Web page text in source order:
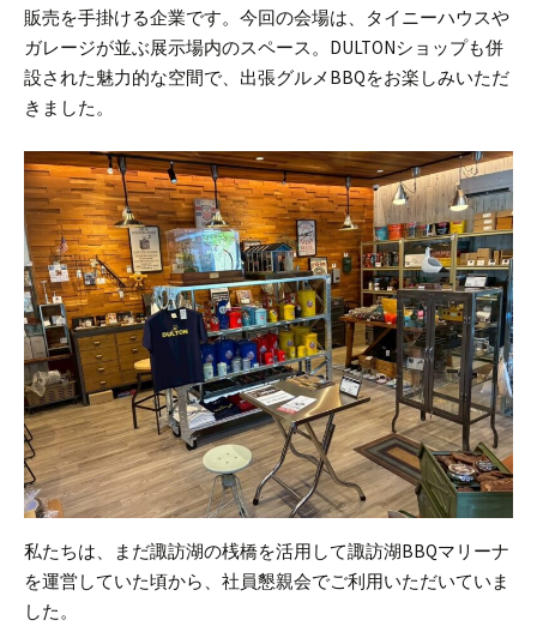
販売を手掛ける企業です。 今回の会場は、タイニーハウスや
ガレージが並ぶ展示場内のスペース。DULTONショップも併
設された魅力的な空間で、出張グルメBBQをお楽しみいただ
きました。
私たちは、まだ諏訪湖の桟橋を活用して諏訪湖BBQマリーナ
を運営していた頃から、社員懇親会でご利用いただいていま
した。